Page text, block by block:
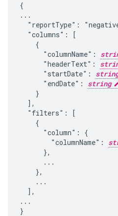
{
...
"reportType":
  "columns": [
    {
      "columnName":
      "headerText":
      "startDate":
      "endDate":
string
    }
  ],
  "filters": [
    {
      "column": {
        "columnName":
      },
      ...
    },
    ...
  ],
...
}